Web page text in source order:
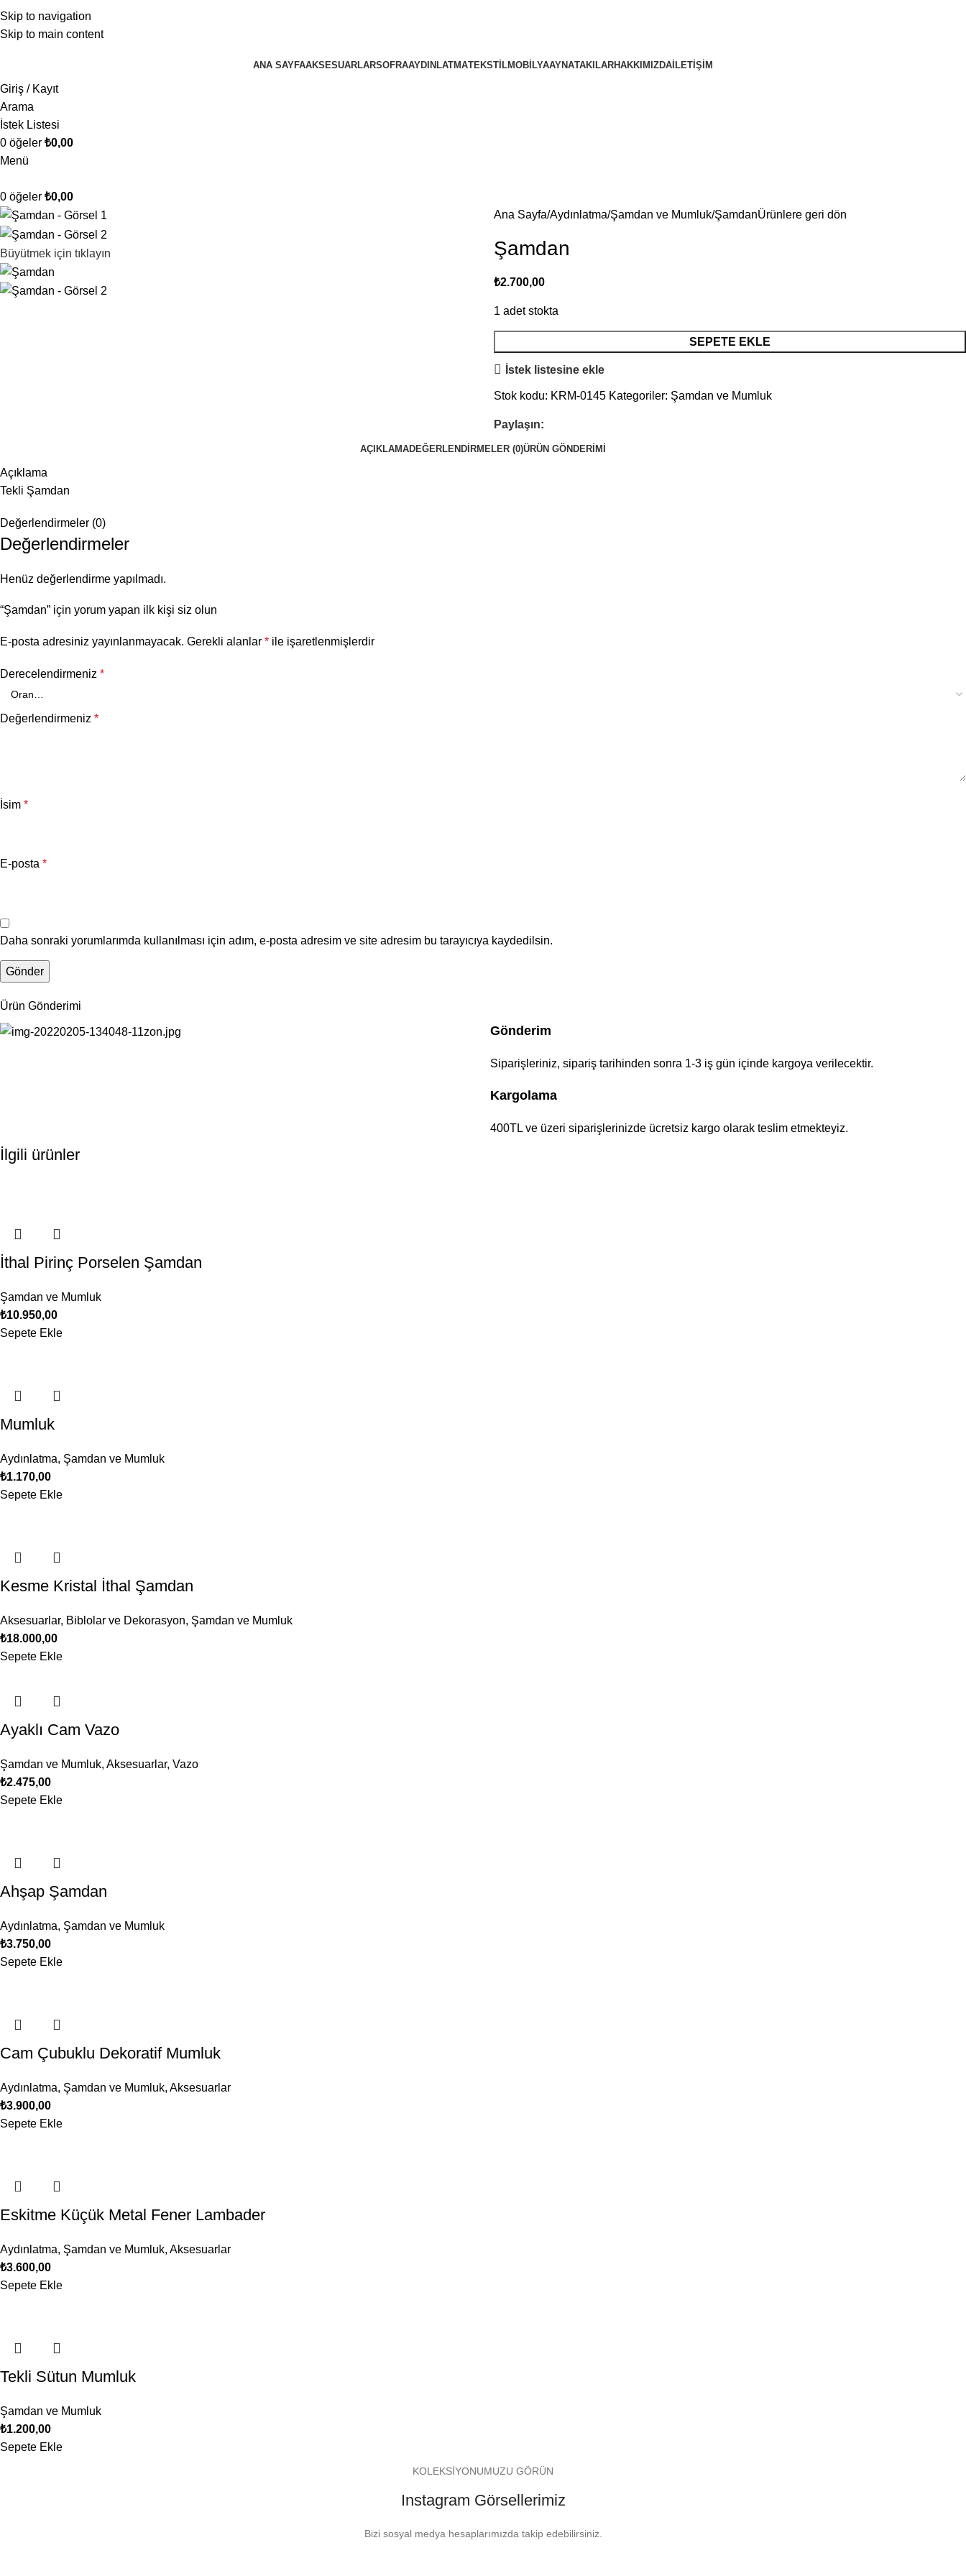
Skip to navigation
Skip to main content
ANA SAYFAAKSESUARLARSOFRAAYDINLATMATEKSTILMOBILYAAYNATAKILARHAKKIMIZDAİLETİŞİM
Giriş / Kayıt
Arama
İstek Listesi
0 öğeler ₺0,00
Menü
0 öğeler ₺0,00
Büyütmek için tıklayın
Ana Sayfa Aydınlatma Şamdan ve Mumluk ŞamdanÜrünlere geri dön
Şamdan
₺2.700,00
1 adet stokta
SEPETE EKLE
İstek listesine ekle
Stok kodu: KRM-0145 Kategoriler: Şamdan ve Mumluk
Paylaşın:
AÇIKLAMADEĞERLENDIRMELER (0)ÜRÜN GÖNDERIMI
Açıklama
Tekli Şamdan
Değerlendirmeler (0)
Değerlendirmeler
Henüz değerlendirme yapılmadı.
“Şamdan” için yorum yapan ilk kişi siz olun
E-posta adresiniz yayınlanmayacak. Gerekli alanlar * ile işaretlenmişlerdir
Derecelendirmeniz *
Değerlendirmeniz *
İsim *
E-posta *
Daha sonraki yorumlarımda kullanılması için adım, e-posta adresim ve site adresim bu tarayıcıya kaydedilsin.
Ürün Gönderimi
Gönderim
Siparişleriniz, sipariş tarihinden sonra 1-3 iş gün içinde kargoya verilecektir.
Kargolama
400TL ve üzeri siparişlerinizde ücretsiz kargo olarak teslim etmekteyiz.
İlgili ürünler
İthal Pirinç Porselen Şamdan
Şamdan ve Mumluk
₺10.950,00
Sepete Ekle
Mumluk
Aydınlatma, Şamdan ve Mumluk
₺1.170,00
Sepete Ekle
Kesme Kristal İthal Şamdan
Aksesuarlar, Biblolar ve Dekorasyon, Şamdan ve Mumluk
₺18.000,00
Sepete Ekle
Ayaklı Cam Vazo
Şamdan ve Mumluk, Aksesuarlar, Vazo
₺2.475,00
Sepete Ekle
Ahşap Şamdan
Aydınlatma, Şamdan ve Mumluk
₺3.750,00
Sepete Ekle
Cam Çubuklu Dekoratif Mumluk
Aydınlatma, Şamdan ve Mumluk, Aksesuarlar
₺3.900,00
Sepete Ekle
Eskitme Küçük Metal Fener Lambader
Aydınlatma, Şamdan ve Mumluk, Aksesuarlar
₺3.600,00
Sepete Ekle
Tekli Sütun Mumluk
Şamdan ve Mumluk
₺1.200,00
Sepete Ekle
KOLEKSİYONUMUZU GÖRÜN
Instagram Görsellerimiz
Bizi sosyal medya hesaplarımızda takip edebilirsiniz.